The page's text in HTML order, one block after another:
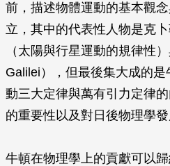
前，描述物體運動的基本觀
立，其中的代表性人物是克
（太陽與行星運動的規律性
Galilei），但最後集大成的
動三大定律與萬有引力定律
的重要性以及對日後物理學發
牛頓在物理學上的貢獻可以